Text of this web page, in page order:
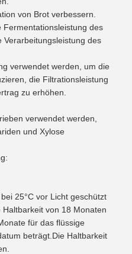
von Brot verbessern.
Fermentationsleistung des
Verarbeitungsleistung des
verwendet werden, um die
die Filtrationsleistung
zu erhöhen.
verwendet werden,
und Xylose
25°C vor Licht geschützt
von 18 Monaten
für das flüssige
beträgt.Die Haltbarkeit